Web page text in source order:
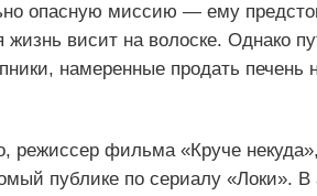
опасную миссию — ему
висит на волоске. Однако
намеренные продать печень
режиссер фильма «Круче
публике по сериалу «Локи». В